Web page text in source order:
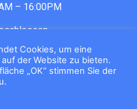
– 16:00PM
Cookies, um eine
der Website zu bieten.
„OK“ stimmen Sie der